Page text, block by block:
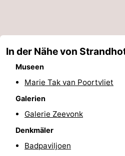
Leuchtturme
Aussichtspunkte
Attraktionen
Spielplätze
Indoor-
In der Nähe von
Museen
Marie Tak van Poortvliet
Galerien
Galerie Zeevonk
Denkmäler
Badpaviljoen